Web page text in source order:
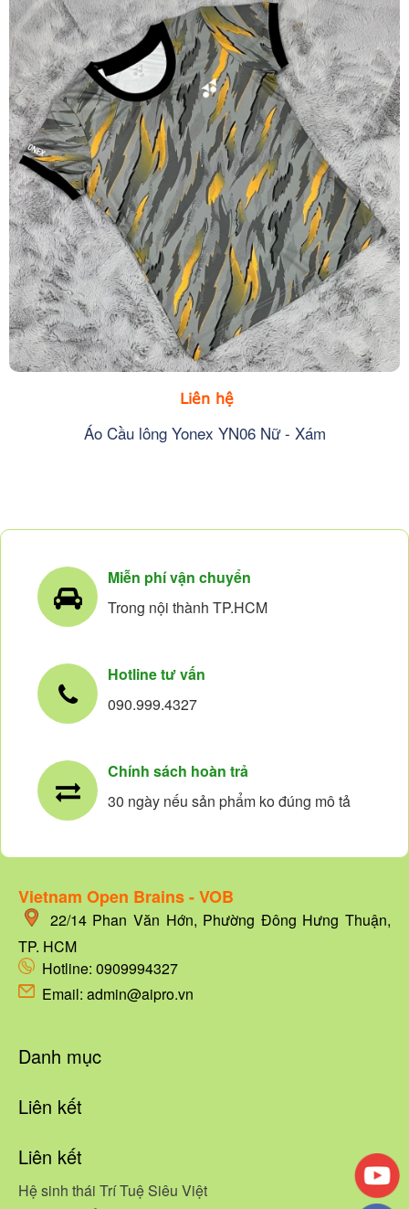
Liên hệ
Áo Cầu lông Yonex YN06 Nữ - Xám
Miễn phí vận chuyển
Trong nội thành TP.HCM
Hotline tư vấn
090.999.4327
Chính sách hoàn trả
30 ngày nếu sản phẩm ko đúng mô tả
Vietnam Open Brains - VOB
22/14Phan Văn Hớn, Phường Đông Hưng Thuận,
TP. HCM
Hotline: 0909994327
Email: admin@aipro.vn
Danh mục
Liên kết
Liên kết
Hệ sinh thái Trí Tuệ Siêu Việt